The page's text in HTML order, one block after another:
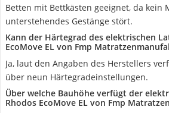
Betten mit Bettkästen geeignet, da kein
unterstehendes Gestänge stört.
Kann der Härtegrad des elektrischen
EcoMove EL von Fmp
Ja, laut den Angaben des Herstellers
über neun Härtegradeinstellungen.
Über welche Bauhöhe verfügt der
Rhodos EcoMove EL von Fmp